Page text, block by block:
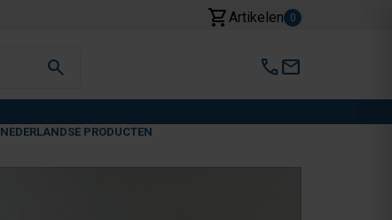
shopping_cartArtikelen 0
search callmail
NEDERLANDSE PRODUCTEN